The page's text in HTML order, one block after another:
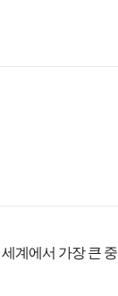
세계에서 가장 큰